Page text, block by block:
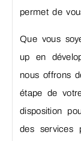
permet de
Que vous
up en
nous offrons
étape de
disposition
des services